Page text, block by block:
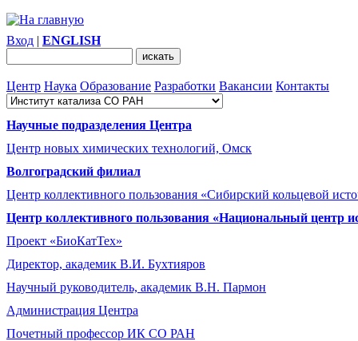
Вход | ENGLISH
Центр Наука Образование Разработки Вакансии Контакты
Научные подразделения Центра
Центр новых химических технологий, Омск
Волгоградский филиал
Центр коллективного пользования «Сибирский кольцевой
Центр коллективного пользования «Национальный центр
Проект «БиоКатТех»
Директор, академик В.И. Бухтияров
Научный руководитель, академик В.Н. Пармон
Администрация Центра
Почетный профессор ИК СО РАН